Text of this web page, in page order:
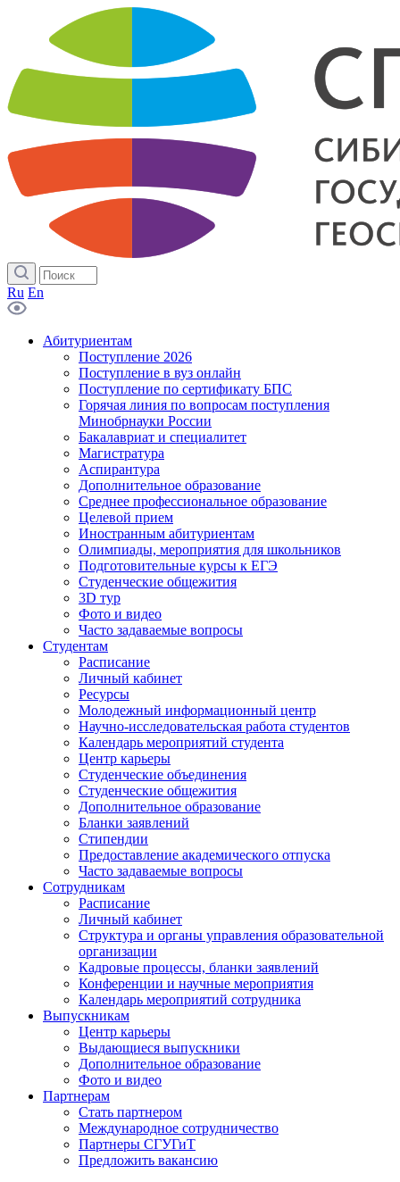
Ru En
Абитуриентам
Поступление 2026
Поступление в вуз онлайн
Поступление по сертификату БПС
Горячая линия по вопросам поступления
Минобрнауки России
Бакалавриат и специалитет
Магистратура
Аспирантура
Дополнительное образование
Среднее профессиональное образование
Целевой прием
Иностранным абитуриентам
Олимпиады, мероприятия для школьников
Подготовительные курсы к ЕГЭ
Студенческие общежития
3D тур
Фото и видео
Часто задаваемые вопросы
Студентам
Расписание
Личный кабинет
Ресурсы
Молодежный информационный центр
Научно-исследовательская работа студентов
Календарь мероприятий студента
Центр карьеры
Студенческие объединения
Студенческие общежития
Дополнительное образование
Бланки заявлений
Стипендии
Предоставление академического отпуска
Часто задаваемые вопросы
Сотрудникам
Расписание
Личный кабинет
Структура и органы управления образовательной
организации
Кадровые процессы, бланки заявлений
Конференции и научные мероприятия
Календарь мероприятий сотрудника
Выпускникам
Центр карьеры
Выдающиеся выпускники
Дополнительное образование
Фото и видео
Партнерам
Стать партнером
Международное сотрудничество
Партнеры СГУГиТ
Предложить вакансию